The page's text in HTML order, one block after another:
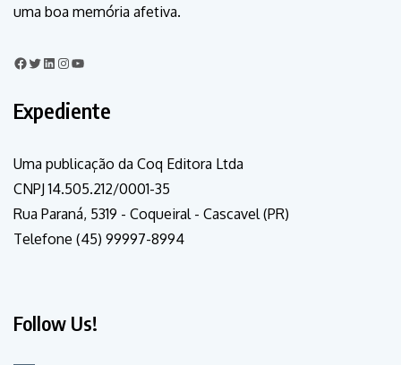
uma boa memória afetiva.
Expediente
Uma publicação da Coq Editora Ltda
CNPJ 14.505.212/0001-35
Rua Paraná, 5319 - Coqueiral - Cascavel (PR)
Telefone (45) 99997-8994
Follow Us!